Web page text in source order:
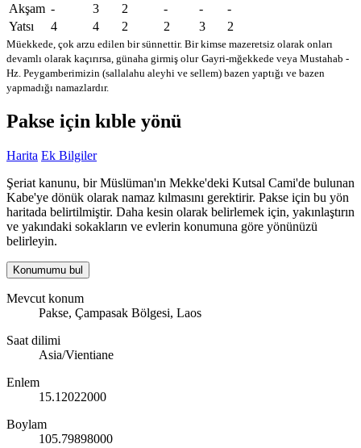
Akşam - 3 2 - -
-
Yatsı
4 4 2 2 3 2
Müekkede, çok arzu edilen bir sünnettir. Bir kimse mazeretsiz olarak onları
devamlı olarak kaçırırsa, günaha girmiş olur Gayri-mğekkede veya Mustahab -
Hz. Peygamberimizin (sallalahu aleyhi ve sellem) bazen yaptığı ve bazen
yapmadığı namazlardır.
Pakse için kıble yönü
Harita Ek Bilgiler
Şeriat kanunu, bir Müslüman'ın Mekke'deki Kutsal Cami'de bulunan
Kabe'ye dönük olarak namaz kılmasını gerektirir. Pakse için bu yön
haritada belirtilmiştir. Daha kesin olarak belirlemek için, yakınlaştırın
ve yakındaki sokakların ve evlerin konumuna göre yönünüzü
belirleyin.
Konumumu bul
Mevcut konum
Pakse, Çampasak Bölgesi, Laos
Saat dilimi
Asia/Vientiane
Enlem
15.12022000
Boylam
105.79898000